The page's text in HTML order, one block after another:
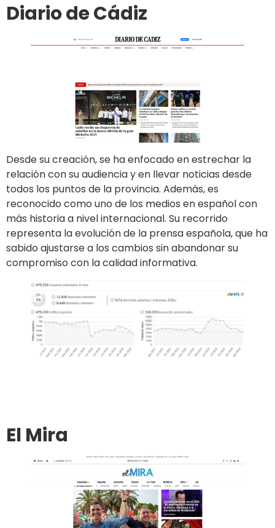
Diario de Cádiz
Desde su creación, se ha enfocado en estrechar la
relación con su audiencia y en llevar noticias desde
todos los puntos de la provincia. Además, es
reconocido como uno de los medios en español con
más historia a nivel internacional. Su recorrido
representa la evolución de la prensa española, que ha
sabido ajustarse a los cambios sin abandonar su
compromiso con la calidad informativa.
El Mira